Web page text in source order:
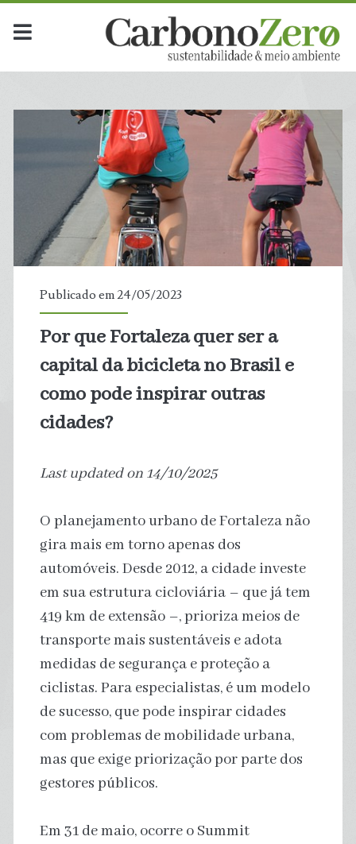
Publicado em 24/05/2023
Por que Fortaleza quer ser a
capital da bicicleta no Brasil e
como pode inspirar outras
cidades?
Last updated on 14/10/2025
O planejamento urbano de Fortaleza não
gira mais em torno apenas dos
automóveis. Desde 2012, a cidade investe
em sua estrutura cicloviária – que já tem
419 km de extensão –, prioriza meios de
transporte mais sustentáveis e adota
medidas de segurança e proteção a
ciclistas. Para especialistas, é um modelo
de sucesso, que pode inspirar cidades
com problemas de mobilidade urbana,
mas que exige priorização por parte dos
gestores públicos.
Em 31 de maio, ocorre o Summit